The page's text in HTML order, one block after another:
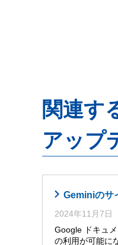
関連す
アップ
Geminiのサ
2024年11月7日
Google ドキュ
の利用が可能に